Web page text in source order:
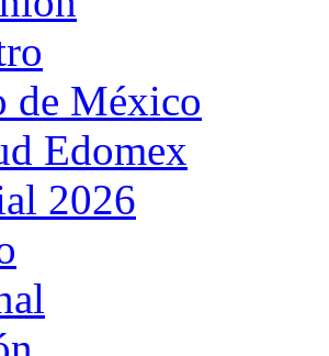
de México
Edomex
2026